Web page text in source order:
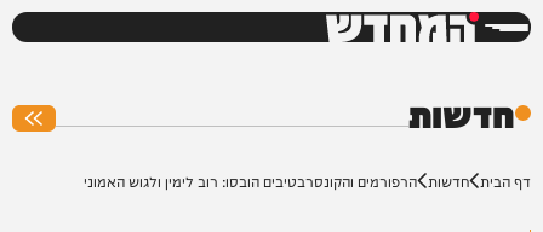
המחדש
חדשות
דף הבית חדשות הרפורמים והקונסרבטיבים הובסו: רוב לימין ולגוש האמוני